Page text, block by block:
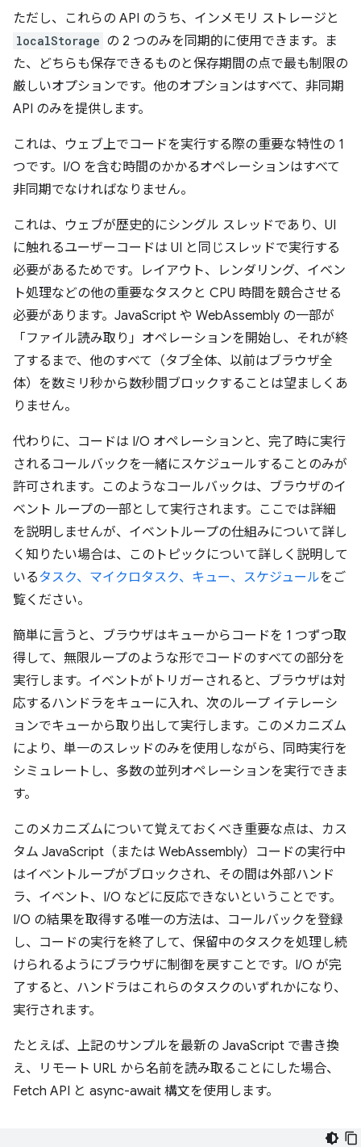
ただし、これらの API のうち、インメモリ ストレージと
localStorage の 2 つのみを同期的に使用できます。ま
た、どちらも保存できるものと保存期間の点で最も制限の
厳しいオプションです。他のオプションはすべて、非同期
API のみを提供します。
これは、ウェブ上でコードを実行する際の重要な特性の 1
つです。I/O を含む時間のかかるオペレーションはすべて
非同期でなければなりません。
これは、ウェブが歴史的にシングル スレッドであり、UI
に触れるユーザーコードは UI と同じスレッドで実行する
必要があるためです。レイアウト、レンダリング、イベン
ト処理などの他の重要なタスクと CPU 時間を競合させる
必要があります。JavaScript や WebAssembly の一部が
「ファイル読み取り」オペレーションを開始し、それが終
了するまで、他のすべて（タブ全体、以前はブラウザ全
体）を数ミリ秒から数秒間ブロックすることは望ましくあ
りません。
代わりに、コードは I/O オペレーションと、完了時に実行
されるコールバックを一緒にスケジュールすることのみが
許可されます。このようなコールバックは、ブラウザのイ
ベント ループの一部として実行されます。ここでは詳細
を説明しませんが、イベントループの仕組みについて詳し
く知りたい場合は、このトピックについて詳しく説明して
いるタスク、マイクロタスク、キュー、スケジュールをご
覧ください。
簡単に言うと、ブラウザはキューからコードを 1 つずつ取
得して、無限ループのような形でコードのすべての部分を
実行します。イベントがトリガーされると、ブラウザは対
応するハンドラをキューに入れ、次のループ イテレーシ
ョンでキューから取り出して実行します。このメカニズム
により、単一のスレッドのみを使用しながら、同時実行を
シミュレートし、多数の並列オペレーションを実行できま
す。
このメカニズムについて覚えておくべき重要な点は、カス
タム JavaScript（または WebAssembly）コードの実行中
はイベントループがブロックされ、その間は外部ハンド
ラ、イベント、I/O などに反応できないということです。
I/O の結果を取得する唯一の方法は、コールバックを登録
し、コードの実行を終了して、保留中のタスクを処理し続
けられるようにブラウザに制御を戻すことです。I/O が完
了すると、ハンドラはこれらのタスクのいずれかになり、
実行されます。
たとえば、上記のサンプルを最新の JavaScript で書き換
え、リモート URL から名前を読み取ることにした場合、
Fetch API と async-await 構文を使用します。